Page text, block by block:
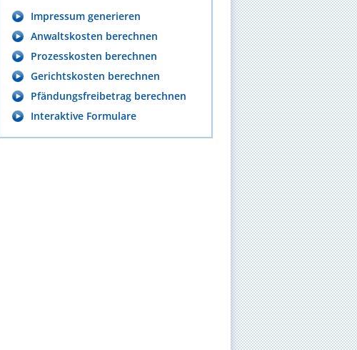
Impressum generieren
Anwaltskosten berechnen
Prozesskosten berechnen
Gerichtskosten berechnen
Pfändungsfreibetrag berechnen
Interaktive Formulare